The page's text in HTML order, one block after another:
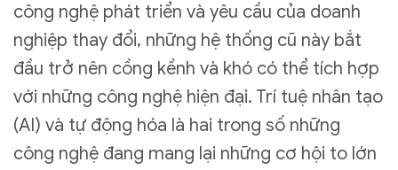
công nghệ phát triển và yêu cầu của doanh
nghiệp thay đổi, những hệ thống cũ này bắt
đầu trở nên cồng kềnh và khó có thể tích hợp
với những công nghệ hiện đại. Trí tuệ nhân tạo
(AI) và tự động hóa là hai trong số những
công nghệ đang mang lại những cơ hội to lớn